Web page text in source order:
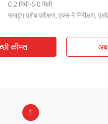
0.2 मिमी-6.0 मिमी
फ्लाइंग प्रोब परीक्षण, एक्स-रे निरीक्षण,
कीमत
1